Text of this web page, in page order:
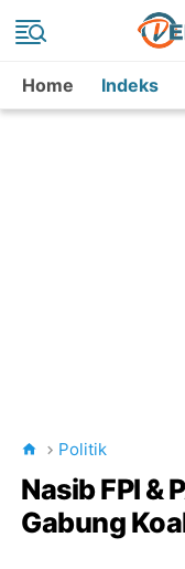
Home Indeks
Politik
Nasib FPI &
Gabung